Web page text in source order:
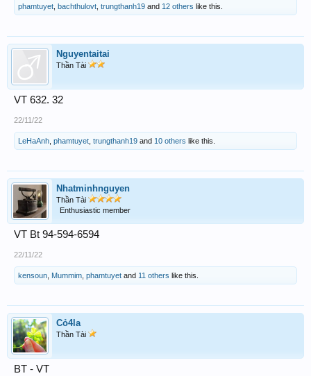
phamtuyet bachthulovt trungthanh19 and 12 others like this.
Nguyentaitai
Thần Tài
VT 632. 32
22/11/22
LeHaAnh phamtuyet trungthanh19 and 10 others like this.
Nhatminhnguyen
Thần Tài
Enthusiastic member
VT Bt 94-594-6594
22/11/22
kensoun Mummim phamtuyet and 11 others like this.
Cỏ4la
Thần Tài
BT - VT